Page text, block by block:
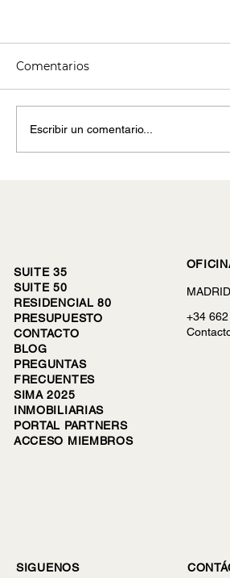
industrializada) y por qué es
Comentarios
Escribir un comentario...
SUITE 35
SUITE 50
RESIDENCIAL 80
PRESUPUESTO
CONTACTO
BLOG
PREGUNTAS
FRECUENTES
SIMA 2025
INMOBILIARIAS
PORTAL PARTNERS
ACCESO MIEMBROS
MADRID
+34
SIGUENOS